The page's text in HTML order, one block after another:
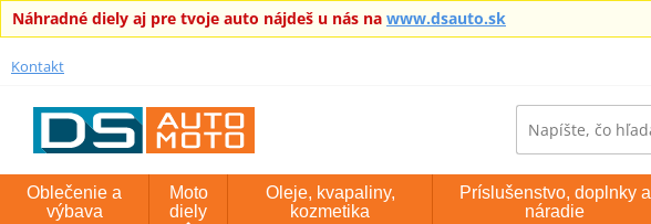
Náhradné diely aj pre tvoje auto nájdeš u nás na www.dsauto.sk
Kontakt
Oblečenie a
výbava
Moto
diely
Oleje, kvapaliny,
kozmetika
Príslušenstvo, doplnky a
náradie